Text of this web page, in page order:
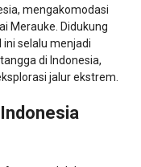
mengakomodasi
Merauke. Didukung
selalu menjadi
di Indonesia,
jalur ekstrem.